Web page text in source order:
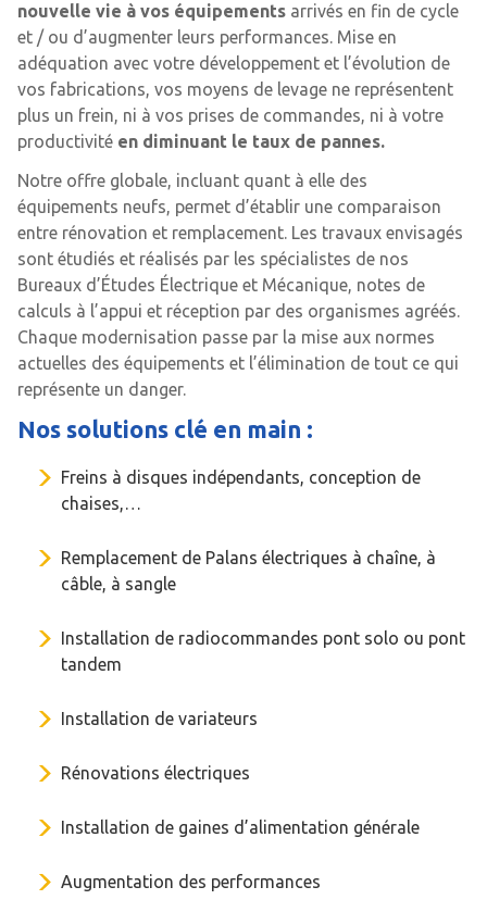
nouvelle vie à vos équipements arrivés en fin de cycle
et / ou d’augmenter leurs performances. Mise en
adéquation avec votre développement et l’évolution de
vos fabrications, vos moyens de levage ne représentent
plus un frein, ni à vos prises de commandes, ni à votre
productivité en diminuant le taux de pannes.
Notre offre globale, incluant quant à elle des
équipements neufs, permet d’établir une comparaison
entre rénovation et remplacement. Les travaux envisagés
sont étudiés et réalisés par les spécialistes de nos
Bureaux d’Études Électrique et Mécanique, notes de
calculs à l’appui et réception par des organismes agréés.
Chaque modernisation passe par la mise aux normes
actuelles des équipements et l’élimination de tout ce qui
représente un danger.
Nos solutions clé en main :
Freins à disques indépendants, conception de
chaises,…
Remplacement de Palans électriques à chaîne, à
câble, à sangle
Installation de radiocommandes pont solo ou pont
tandem
Installation de variateurs
Rénovations électriques
Installation de gaines d’alimentation générale
Augmentation des performances